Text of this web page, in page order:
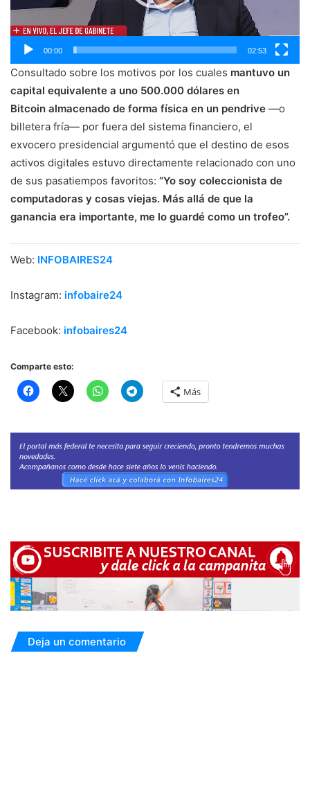
00:00 02:53
Consultado sobre los motivos por los cuales mantuvo un
capital equivalente a uno 500.000 dólares en
Bitcoin almacenado de forma física en un pendrive —o
billetera fría— por fuera del sistema financiero, el
exvocero presidencial argumentó que el destino de esos
activos digitales estuvo directamente relacionado con uno
de sus pasatiempos favoritos: “Yo soy coleccionista de
computadoras y cosas viejas. Más allá de que la
ganancia era importante, me lo guardé como un trofeo”.
Web: INFOBAIRES24
Instagram: infobaire24
Facebook: infobaires24
Comparte esto:
Más
Deja un comentario